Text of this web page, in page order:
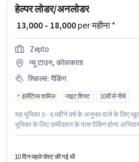
हेल्पर लोडर/अनलोडर
₹ 13,000 - 18,000per महीना *
Zepto
न्यू टाउन, कोलकाता
स्किल्स: पैकिंग
इंसेंटिव्स शामिल नाइट शिफ्ट 10वीं से नीचे
यह भूमिका 0 - 6 महीने वर्ष के अनुभव वाले के लिए
भूमिका के लिए उम्मीदवार के पास पैकिंग होना
योग्यता वाले उम्मीदवार आवेदन कर सकते हैं।
10 दिन पहले पोस्ट की गई थी